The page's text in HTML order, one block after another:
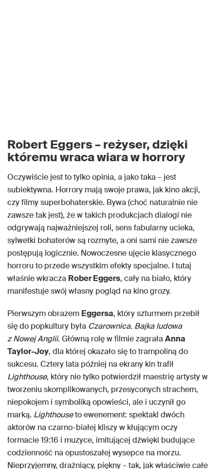
Robert Eggers – reżyser, dzięki
któremu wraca wiara w horrory
Oczywiście jest to tylko opinia, a jako taka – jest
subiektywna. Horrory mają swoje prawa, jak kino akcji,
czy filmy superbohaterskie. Bywa (choć naturalnie nie
zawsze tak jest), że w takich produkcjach dialogi nie
odgrywają najważniejszej roli, sens fabularny ucieka,
sylwetki bohaterów są rozmyte, a oni sami nie zawsze
postępują logicznie. Nowoczesne ujęcie klasycznego
horroru to przede wszystkim efekty specjalne. I tutaj
właśnie wkracza Rober Eggers, cały na biało, który
manifestuje swój własny pogląd na kino grozy.
Pierwszym obrazem Eggersa, który szturmem przebił
się do popkultury była Czarownica. Bajka ludowa
z Nowej Anglii. Główną rolę w filmie zagrałaAnna
Taylor-Joy, dla której okazało się to trampoliną do
sukcesu. Cztery lata później na ekrany kin trafił
Lighthouse, który nie tylko potwierdził maestrię artysty w
tworzeniu skomplikowanych, przesyconych strachem,
niepokojem i symboliką opowieści, ale i uczynił go
marką. Lighthouseto ewenement: spektakl dwóch
aktorów na czarno-białej kliszy w kłującym oczy
formacie 19:16 i muzyce, imitującej dźwięki budujące
codzienność na opustoszałej wysepce na morzu.
Nieprzyjemny, drażniący, piękny – tak, jak właściwie całe